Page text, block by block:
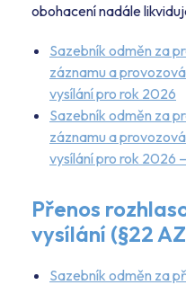
obohacení nadále
Sazebník odměn za
záznamu a
vysílání pro rok 2026
Sazebník odměn za
záznamu a
vysílání pro rok 2026
Přenos
vysílání (§22
Sazebník odměn za